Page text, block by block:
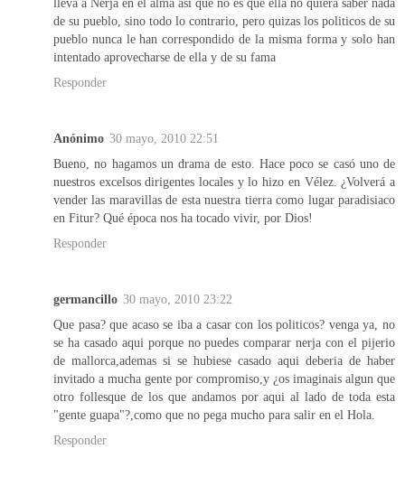
lleva a Nerja en el alma asi que no es que ella no quiera saber nada
de su pueblo, sino todo lo contrario, pero quizas los politicos de su
pueblo nunca le han correspondido de la misma forma y solo han
intentado aprovecharse de ella y de su fama
Responder
Anónimo 30 mayo, 2010 22:51
Bueno, no hagamos un drama de esto. Hace poco se casó uno de
nuestros excelsos dirigentes locales y lo hizo en Vélez. ¿Volverá a
vender las maravillas de esta nuestra tierra como lugar paradisiaco
en Fitur? Qué época nos ha tocado vivir, por Dios!
Responder
germancillo 30 mayo, 2010 23:22
Que pasa? que acaso se iba a casar con los politicos? venga ya, no
se ha casado aqui porque no puedes comparar nerja con el pijerio
de mallorca,ademas si se hubiese casado aqui deberia de haber
invitado a mucha gente por compromiso,y ¿os imaginais algun que
otro follesque de los que andamos por aqui al lado de toda esta
"gente guapa"?,como que no pega mucho para salir en el Hola.
Responder